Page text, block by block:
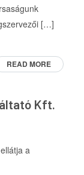
[…]
READ MORE
Kft.
a